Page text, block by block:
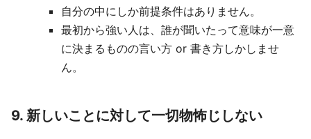
自分の中にしか前提条件はありません。
最初から強い人は、誰が聞いたって意味が一意
に決まるものの言い方 or 書き方しかしませ
ん。
9. 新しいことに対して一切物怖じしない